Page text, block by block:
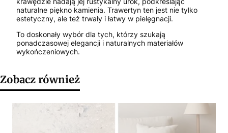
naturalne piękno kamienia. Trawertyn ten jest nie tylko
estetyczny, ale też trwały i łatwy w pielęgnacji.
To doskonały wybór dla tych, którzy szukają
ponadczasowej elegancji i naturalnych materiałów
wykończeniowych.
Zobacz również